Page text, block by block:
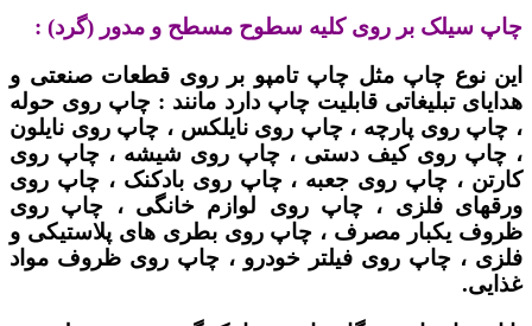
چاپ سیلک بر روی کلیه سطوح مسطح و مدور (گرد) :
این نوع چاپ مثل چاپ تامپو بر روی قطعات صنعتی و
هدایای تبلیغاتی قابلیت چاپ دارد مانند : چاپ روی حوله
، چاپ روی پارچه ، چاپ روی نایلکس ، چاپ روی نایلون
، چاپ روی کیف دستی ، چاپ روی شیشه ، چاپ روی
کارتن ، چاپ روی جعبه ، چاپ روی بادکنک ، چاپ روی
ورقهای فلزی ، چاپ روی لوازم خانگی ، چاپ روی
ظروف یکبار مصرف ، چاپ روی بطری های پلاستیکی و
فلزی ، چاپ روی فیلتر خودرو ، چاپ روی ظروف مواد
غذایی.